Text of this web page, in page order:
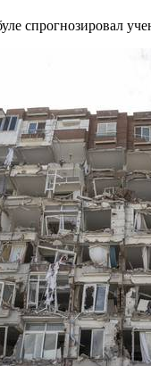
спрогнозировал